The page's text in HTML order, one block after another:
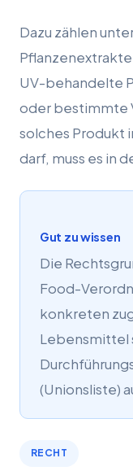
Dazu zählen
UV-behandelte
oder bestimmte
solches Produkt
darf, muss es in
Gut zu wissen
Die
Food-
konkreten
Lebensmittel
(Unionsliste)
RECHT